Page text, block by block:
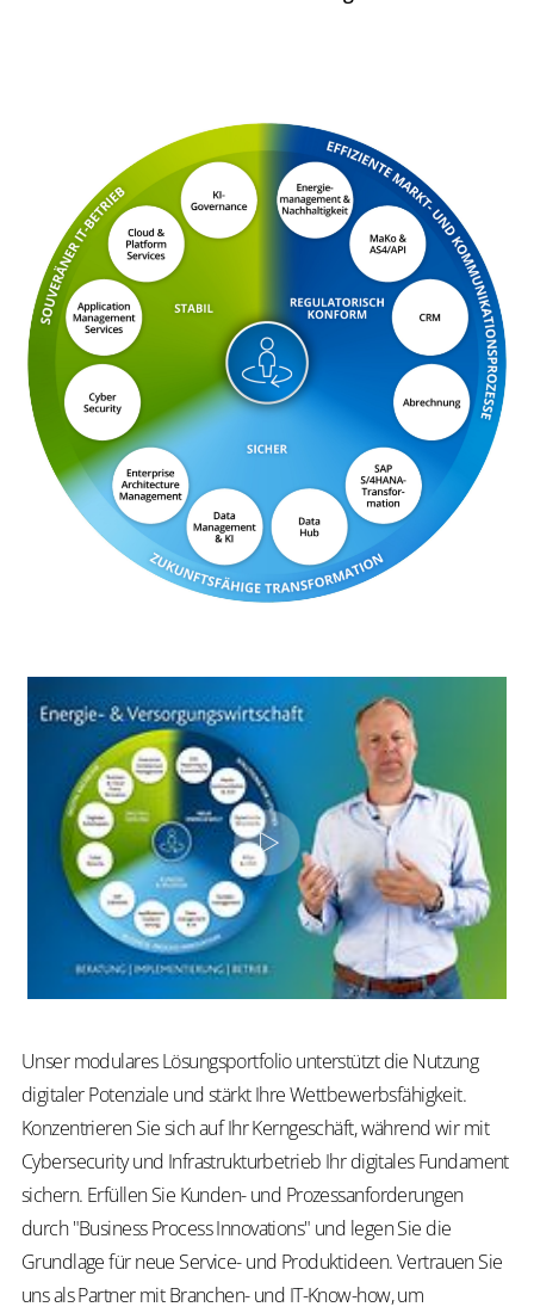
Unser modulares Lösungsportfolio unterstützt die Nutzung
digitaler Potenziale und stärkt Ihre Wettbewerbsfähigkeit.
Konzentrieren Sie sich auf Ihr Kerngeschäft, während wir mit
Cybersecurity und Infrastrukturbetrieb Ihr digitales Fundament
sichern. Erfüllen Sie Kunden- und Prozessanforderungen
durch "Business Process Innovations" und legen Sie die
Grundlage für neue Service- und Produktideen. Vertrauen Sie
uns als Partner mit Branchen- und IT-Know-how, um